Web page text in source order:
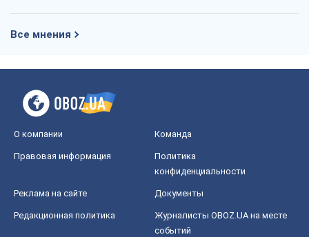
Все мнения
О компании Команда
Правовая информация
Политика
конфиденциальности
Реклама на сайте Документы
Редакционная политика
Журналисты OBOZ.UA на месте
событий